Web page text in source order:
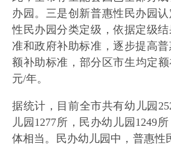
办园。三是创新普惠性民办园
性民办园分类定级，依据定级
准和政府补助标准，逐步提高
额补助标准，部分区市生均定
元/年。
据统计，目前全市共有幼儿园
儿园1277所，民办幼儿园1249
体相当。民办幼儿园中，普惠性